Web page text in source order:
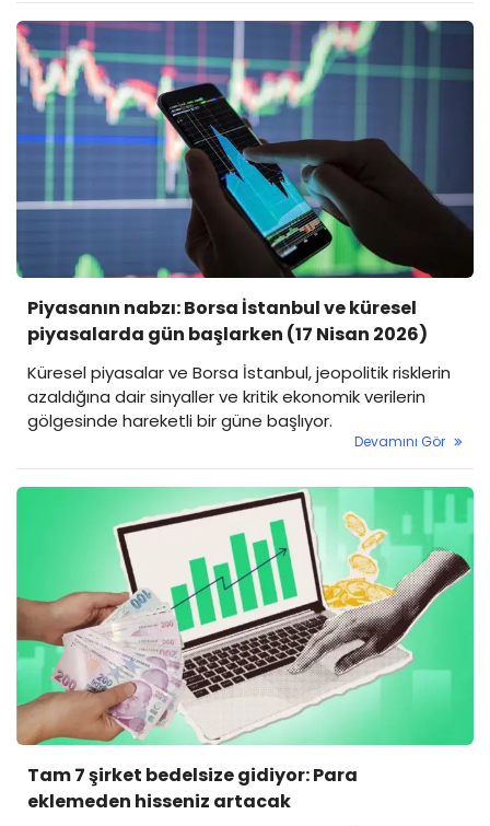
Piyasanın nabzı: Borsa İstanbul ve küresel
piyasalarda gün başlarken (17 Nisan 2026)
Küresel piyasalar ve Borsa İstanbul, jeopolitik risklerin
azaldığına dair sinyaller ve kritik ekonomik verilerin
gölgesinde hareketli bir güne başlıyor.
Devamını Gör
Tam 7 şirket bedelsize gidiyor: Para
eklemeden hisseniz artacak